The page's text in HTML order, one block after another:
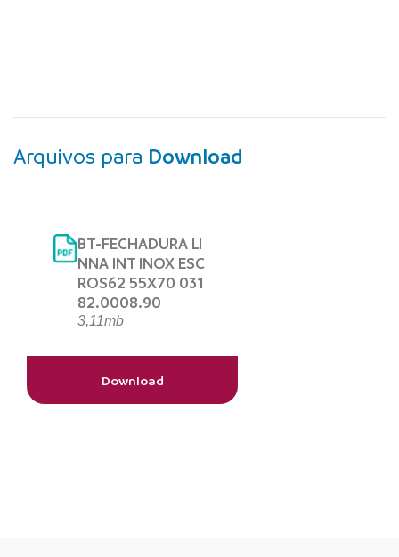
Arquivos para Download
BT-FECHADURA LI
NNA INT INOX ESC
ROS62 55X70 031
82.0008.90
3,11mb
Download